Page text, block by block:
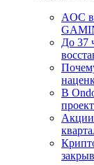
AOC
До 37
В
Акции